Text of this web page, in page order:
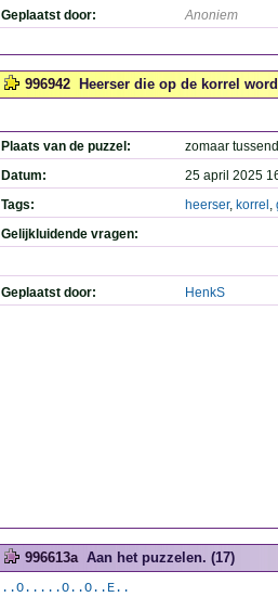
Geplaatst door: Anoniem
996942 Heerser die op de korrel
Plaats van de puzzel:
zomaar
Datum:
25 april 2025
Tags:
heerser, korrel ,
Gelijkluidende vragen:
Geplaatst door: HenkS
996613a Aan het puzzelen. (17)
..O.....O..O..E..